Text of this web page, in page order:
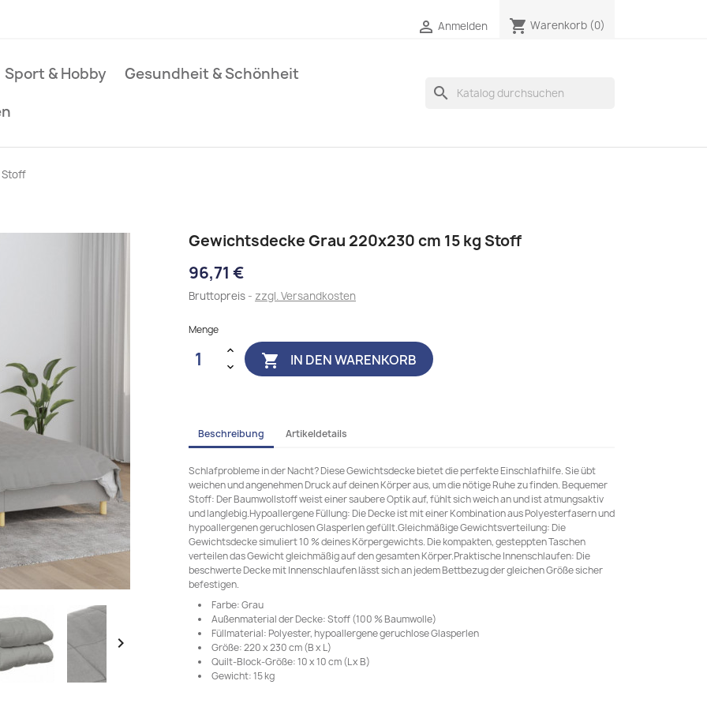
 Anmelden shopping_cart Warenkorb (0)
Sport & Hobby
Gesundheit & Schönheit
search
Stoff

Gewichtsdecke Grau 220x230 cm 15 kg Stoff
96,71 €
Bruttopreis zzgl. Versandkosten
Menge
 IN DEN WARENKORB
Beschreibung Artikeldetails
Schlafprobleme in der Nacht? Diese Gewichtsdecke bietet die perfekte Einschlafhilfe. Sie übt
weichen und angenehmen Druck auf deinen Körper aus, um die nötige Ruhe zu finden. Bequemer
Stoff: Der Baumwollstoff weist einer saubere Optik auf, fühlt sich weich an und ist atmungsaktiv
und langlebig.Hypoallergene Füllung: Die Decke ist mit einer Kombination aus Polyesterfasern und
hypoallergenen geruchlosen Glasperlen gefüllt.Gleichmäßige Gewichtsverteilung: Die
Gewichtsdecke simuliert 10 % deines Körpergewichts. Die kompakten, gesteppten Taschen
verteilen das Gewicht gleichmäßig auf den gesamten Körper.Praktische Innenschlaufen: Die
beschwerte Decke mit Innenschlaufen lässt sich an jedem Bettbezug der gleichen Größe sicher
befestigen.
Farbe: Grau
Außenmaterial der Decke: Stoff (100 % Baumwolle)
Füllmaterial: Polyester, hypoallergene geruchlose Glasperlen
Größe: 220 x 230 cm (B x L)
Quilt-Block-Größe: 10 x 10 cm (L x B)
Gewicht: 15 kg